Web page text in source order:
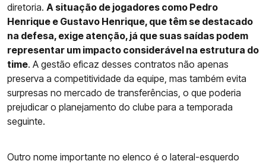
diretoria. A situação de jogadores como Pedro
Henrique e Gustavo Henrique, que têm se destacado
na defesa, exige atenção, já que suas saídas podem
representar um impacto considerável na estrutura do
time. A gestão eficaz desses contratos não apenas
preserva a competitividade da equipe, mas também evita
surpresas no mercado de transferências, o que poderia
prejudicar o planejamento do clube para a temporada
seguinte.
Outro nome importante no elenco é o lateral-esquerdo